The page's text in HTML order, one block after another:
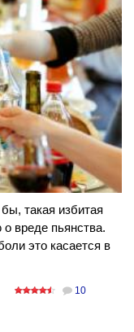
такая избитая
вреде пьянства.
это касается в
10